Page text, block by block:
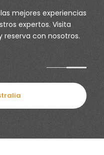
mejores experiencias
expertos. Visita
reserva con nosotros.